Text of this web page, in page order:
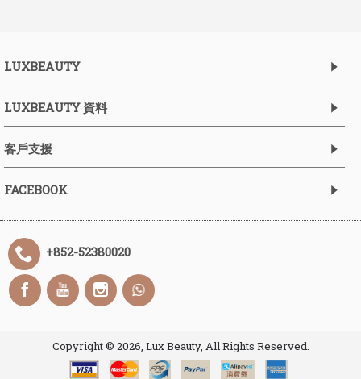
LUXBEAUTY
LUXBEAUTY 資料
客戶支援
FACEBOOK
+852-52380020
Copyright © 2026, Lux Beauty, All Rights Reserved.